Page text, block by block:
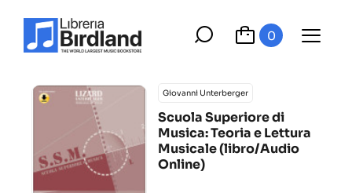
0
Giovanni Unterberger
Scuola Superiore di
Musica: Teoria e Lettura
Musicale (libro/Audio
Online)